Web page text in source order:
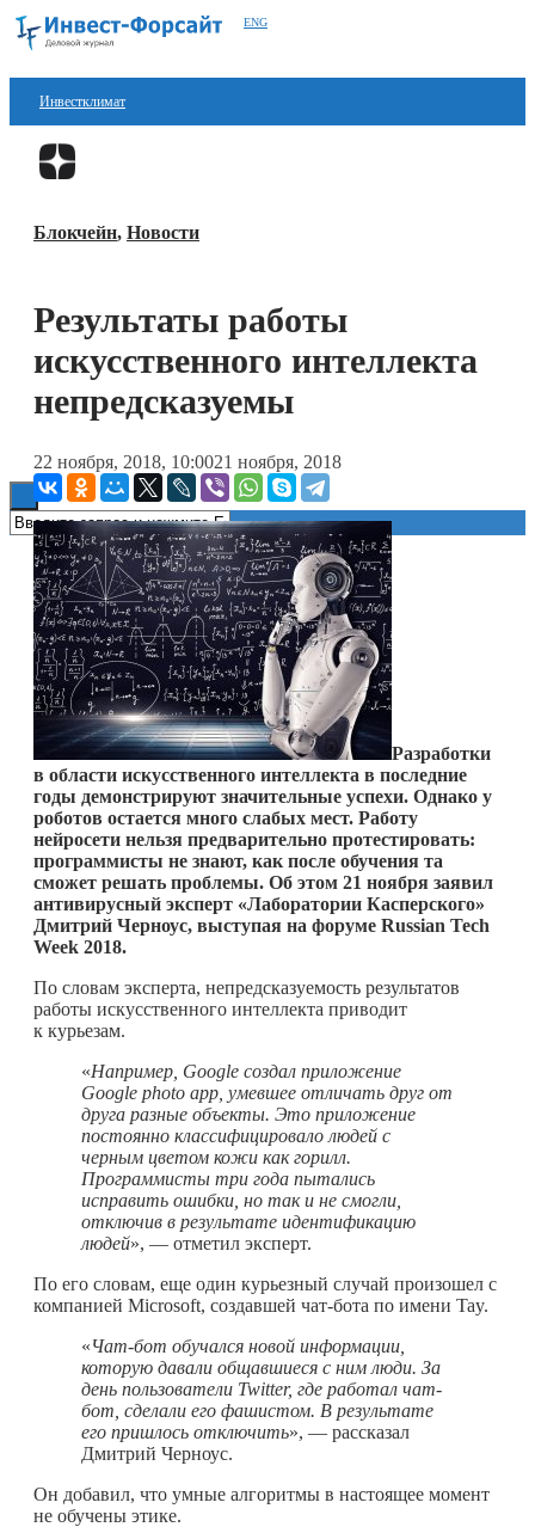
ENG
Инвестклимат
Финансы
Блокчейн
Технологии
Блокчейн, Новости
Результаты работы
искусственного интеллекта
непредсказуемы
22 ноября, 2018, 10:0021 ноября, 2018
Разработки
в области искусственного интеллекта в последние
годы демонстрируют значительные успехи. Однако у
роботов остается много слабых мест. Работу
нейросети нельзя предварительно протестировать:
программисты не знают, как после обучения та
сможет решать проблемы. Об этом 21 ноября заявил
антивирусный эксперт «Лаборатории Касперского»
Дмитрий Черноус, выступая на форуме Russian Tech
Week 2018.
По словам эксперта, непредсказуемость результатов
работы искусственного интеллекта приводит
к курьезам.
«Например, Google создал приложение
Google photo app, умевшее отличать друг от
друга разные объекты. Это приложение
постоянно классифицировало людей с
черным цветом кожи как горилл.
Программисты три года пытались
исправить ошибки, но так и не смогли,
отключив в результате идентификацию
людей», — отметил эксперт.
По его словам, еще один курьезный случай произошел с
компанией Microsoft, создавшей чат-бота по имени Tay.
«Чат-бот обучался новой информации,
которую давали общавшиеся с ним люди. За
день пользователи Twitter, где работал чат-
бот, сделали его фашистом. В результате
его пришлось отключить», — рассказал
Дмитрий Черноус.
Он добавил, что умные алгоритмы в настоящее момент
не обучены этике.